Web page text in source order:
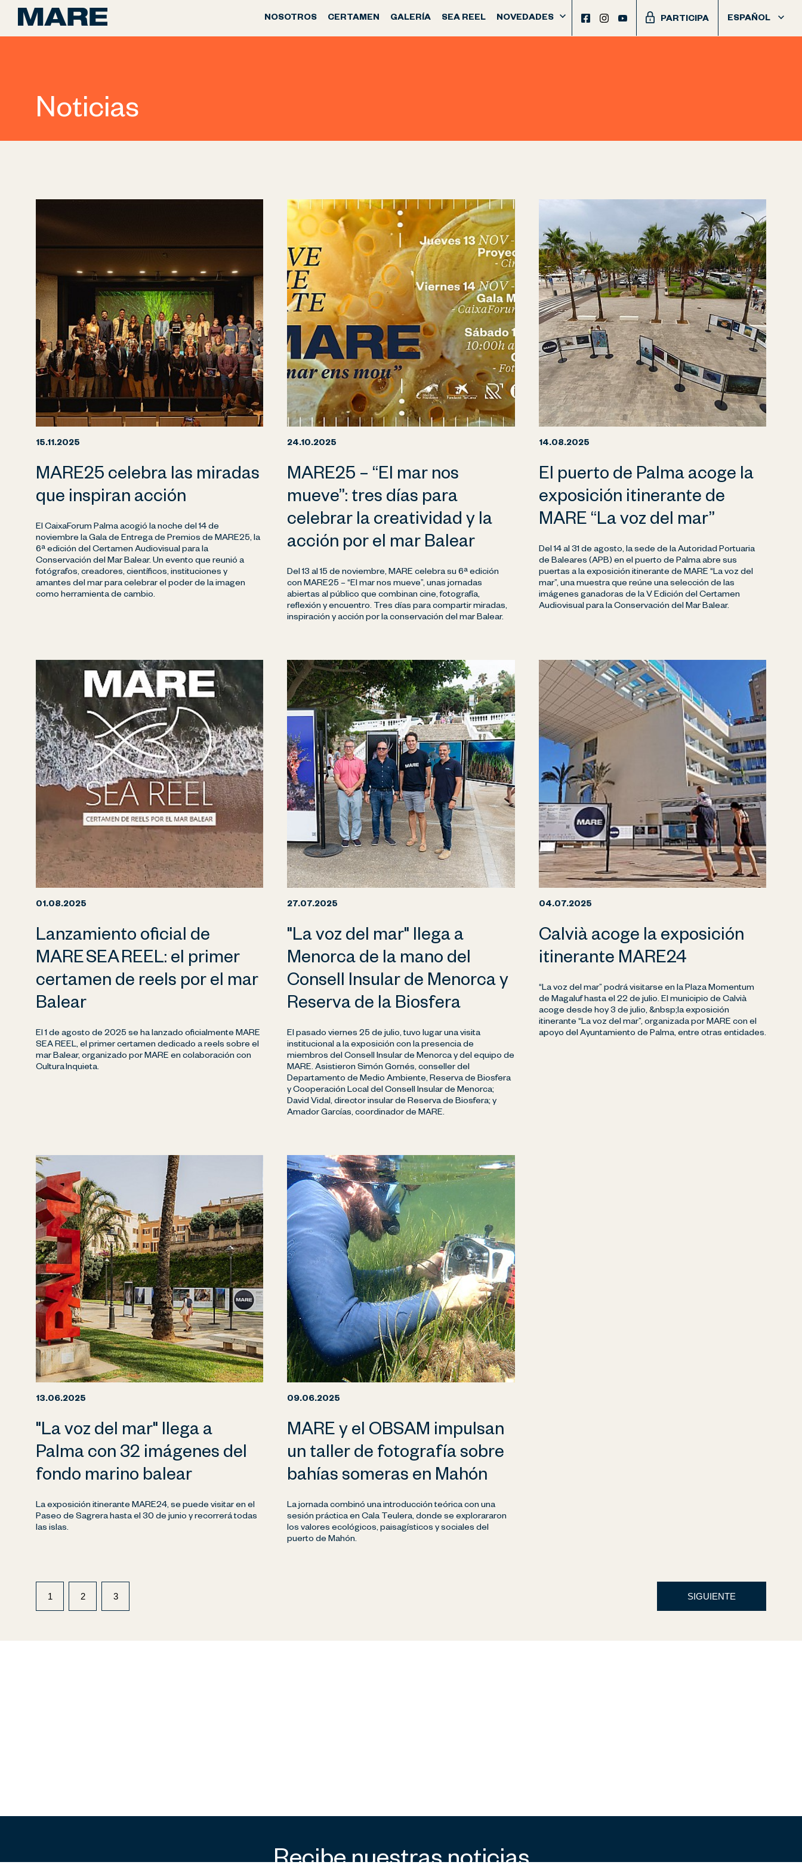
NOSOTROS CERTAMEN GALERÍA SEA REEL NOVEDADES PARTICIPA ESPAÑOL
Noticias
15.11.2025
MARE25 celebra las miradas
que inspiran acción
El CaixaForum Palma acogió la noche del 14 de
noviembre la Gala de Entrega de Premios de MARE25, la
6ª edición del Certamen Audiovisual para la
Conservación del Mar Balear. Un evento que reunió a
fotógrafos, creadores, científicos, instituciones y
amantes del mar para celebrar el poder de la imagen
como herramienta de cambio.
24.10.2025
MARE25 – “El mar nos
mueve”: tres días para
celebrar la creatividad y la
acción por el mar Balear
Del 13 al 15 de noviembre, MARE celebra su 6ª edición
con MARE25 – “El mar nos mueve”, unas jornadas
abiertas al público que combinan cine, fotografía,
reflexión y encuentro. Tres días para compartir miradas,
inspiración y acción por la conservación del mar Balear.
14.08.2025
El puerto de Palma acoge la
exposición itinerante de
MARE “La voz del mar”
Del 14 al 31 de agosto, la sede de la Autoridad Portuaria
de Baleares (APB) en el puerto de Palma abre sus
puertas a la exposición itinerante de MARE “La voz del
mar”, una muestra que reúne una selección de las
imágenes ganadoras de la V Edición del Certamen
Audiovisual para la Conservación del Mar Balear.
01.08.2025
Lanzamiento oficial de
MARE SEA REEL: el primer
certamen de reels por el mar
Balear
El 1 de agosto de 2025 se ha lanzado oficialmente MARE
SEA REEL, el primer certamen dedicado a reels sobre el
mar Balear, organizado por MARE en colaboración con
Cultura Inquieta.
27.07.2025
"La voz del mar" llega a
Menorca de la mano del
Consell Insular de Menorca y
Reserva de la Biosfera
El pasado viernes 25 de julio, tuvo lugar una visita
institucional a la exposición con la presencia de
miembros del Consell Insular de Menorca y del equipo de
MARE. Asistieron Simón Gornés, conseller del
Departamento de Medio Ambiente, Reserva de Biosfera
y Cooperación Local del Consell Insular de Menorca;
David Vidal, director insular de Reserva de Biosfera; y
Amador Garcías, coordinador de MARE.
04.07.2025
Calvià acoge la exposición
itinerante MARE24
“La voz del mar” podrá visitarse en la Plaza Momentum
de Magaluf hasta el 22 de julio. El municipio de Calvià
acoge desde hoy 3 de julio, &nbsp;la exposición
itinerante “La voz del mar”, organizada por MARE con el
apoyo del Ayuntamiento de Palma, entre otras entidades.
13.06.2025
"La voz del mar" llega a
Palma con 32 imágenes del
fondo marino balear
La exposición itinerante MARE24, se puede visitar en el
Paseo de Sagrera hasta el 30 de junio y recorrerá todas
las islas.
09.06.2025
MARE y el OBSAM impulsan
un taller de fotografía sobre
bahías someras en Mahón
La jornada combinó una introducción teórica con una
sesión práctica en Cala Teulera, donde se explorararon
los valores ecológicos, paisagísticos y sociales del
puerto de Mahón.
1 2 3 SIGUIENTE
Recibe nuestras noticias